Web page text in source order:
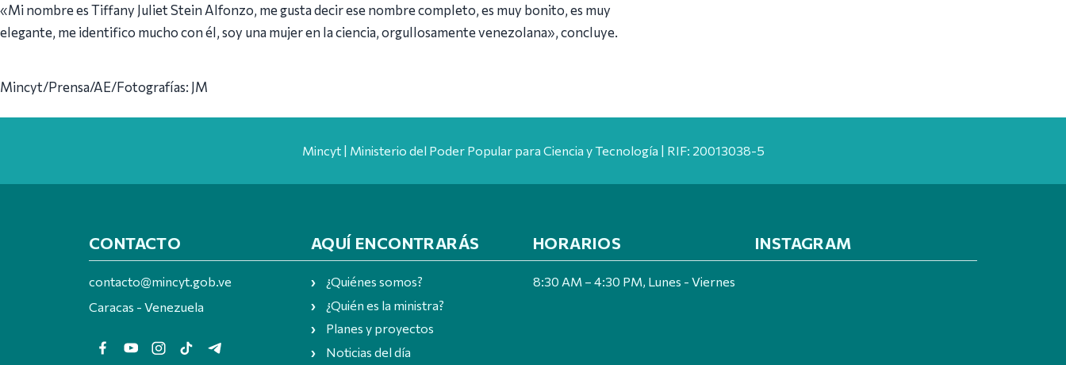
«Mi nombre es Tiffany Juliet Stein Alfonzo, me gusta decir ese nombre completo, es muy bonito, es muy
elegante, me identifico mucho con él, soy una mujer en la ciencia, orgullosamente venezolana», concluye.
Mincyt/Prensa/AE/Fotografías: JM
Mincyt | Ministerio del Poder Popular para Ciencia y Tecnología | RIF: 20013038-5
CONTACTO
contacto@mincyt.gob.ve
Caracas - Venezuela
AQUÍ ENCONTRARÁS
¿Quiénes somos?
¿Quién es la ministra?
Planes y proyectos
Noticias del día
HORARIOS
8:30 AM – 4:30 PM, Lunes - Viernes
INSTAGRAM